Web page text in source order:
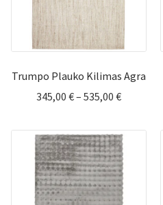
Trumpo Plauko Kilimas Agra
345,00 €– 535,00 €Price
345,00 €
through
535,00 €